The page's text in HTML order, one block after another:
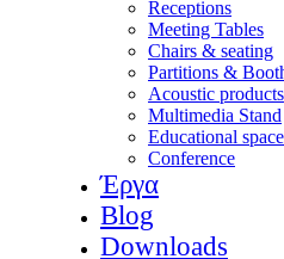
Receptions
Meeting Tables
Chairs & seating
Partitions &
Acoustic products
Multimedia Stand
Educational
Conference
Έργα
Blog
Downloads